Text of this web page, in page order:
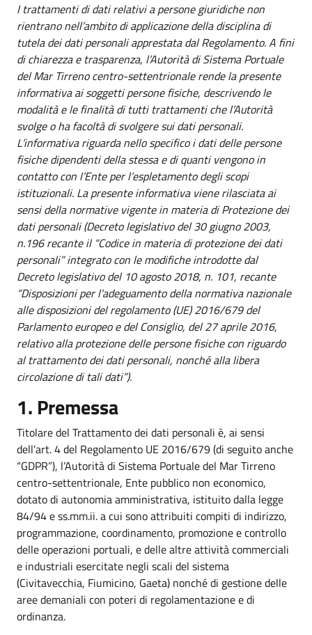
I trattamenti di dati relativi a persone giuridiche non
rientrano nell’ambito di applicazione della disciplina di
tutela dei dati personali apprestata dal Regolamento. A fini
di chiarezza e trasparenza, l’Autorità di Sistema Portuale
del Mar Tirreno centro-settentrionale rende la presente
informativa ai soggetti persone fisiche, descrivendo le
modalità e le finalità di tutti trattamenti che l’Autorità
svolge o ha facoltà di svolgere sui dati personali.
L’informativa riguarda nello specifico i dati delle persone
fisiche dipendenti della stessa e di quanti vengono in
contatto con l’Ente per l’espletamento degli scopi
istituzionali. La presente informativa viene rilasciata ai
sensi della normative vigente in materia di Protezione dei
dati personali (Decreto legislativo del 30 giugno 2003,
n.196 recante il “Codice in materia di protezione dei dati
personali” integrato con le modifiche introdotte dal
Decreto legislativo del 10 agosto 2018, n. 101, recante
“Disposizioni per l'adeguamento della normativa nazionale
alle disposizioni del regolamento (UE) 2016/679 del
Parlamento europeo e del Consiglio, del 27 aprile 2016,
relativo alla protezione delle persone fisiche con riguardo
al trattamento dei dati personali, nonché alla libera
circolazione di tali dati”).
1. Premessa
Titolare del Trattamento dei dati personali è, ai sensi
dell’art. 4 del Regolamento UE 2016/679 (di seguito anche
“GDPR”), l’Autorità di Sistema Portuale del Mar Tirreno
centro-settentrionale, Ente pubblico non economico,
dotato di autonomia amministrativa, istituito dalla legge
84/94 e ss.mm.ii. a cui sono attribuiti compiti di indirizzo,
programmazione, coordinamento, promozione e controllo
delle operazioni portuali, e delle altre attività commerciali
e industriali esercitate negli scali del sistema
(Civitavecchia, Fiumicino, Gaeta) nonché di gestione delle
aree demaniali con poteri di regolamentazione e di
ordinanza.